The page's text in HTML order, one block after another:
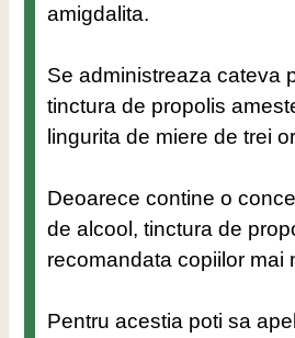
amigdalita.
Se administreaza cateva
tinctura de propolis
lingurita de miere de trei
Deoarece contine o
de alcool, tinctura de
recomandata copiilor mai
Pentru acestia poti sa